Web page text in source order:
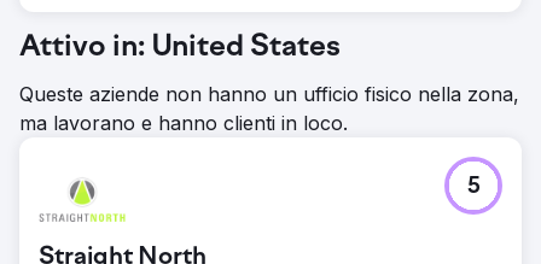
Attivo in: United States
Queste aziende non hanno un ufficio fisico nella zona,
ma lavorano e hanno clienti in loco.
Straight North
5